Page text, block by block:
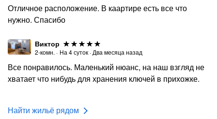
ДОПОЛНИТЕЛЬНАЯ ИНФОРМАЦИЯ:
- До заезда гостям необходимо внести предоплату.
Администратор свяжется с гостем после бронирования
и предоставит информацию о размере предоплаты.
карту. Для выставления суммы гостю следует
предоставить свои паспортные данные: ФИО,
выдачи.
Отличное расположение. В каартире есть все что
нужно. Спасибо
Виктор
2-комн. · На 4суток · Два месяца назад
Все понравилось. Маленький нюанс, на наш взгляд не
хватает что нибудь для хранения ключей в прихожке.
Найти жильё рядом